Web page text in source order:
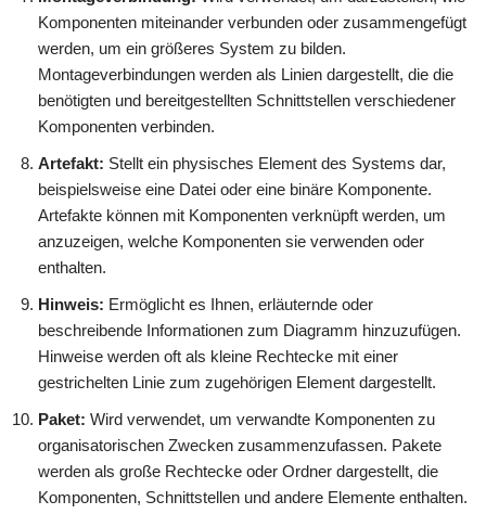
Komponenten miteinander verbunden oder zusammengefügt
werden, um ein größeres System zu bilden.
Montageverbindungen werden als Linien dargestellt, die die
benötigten und bereitgestellten Schnittstellen verschiedener
Komponenten verbinden.
Artefakt: Stellt ein physisches Element des Systems dar,
beispielsweise eine Datei oder eine binäre Komponente.
Artefakte können mit Komponenten verknüpft werden, um
anzuzeigen, welche Komponenten sie verwenden oder
enthalten.
Hinweis: Ermöglicht es Ihnen, erläuternde oder
beschreibende Informationen zum Diagramm hinzuzufügen.
Hinweise werden oft als kleine Rechtecke mit einer
gestrichelten Linie zum zugehörigen Element dargestellt.
Paket: Wird verwendet, um verwandte Komponenten zu
organisatorischen Zwecken zusammenzufassen. Pakete
werden als große Rechtecke oder Ordner dargestellt, die
Komponenten, Schnittstellen und andere Elemente enthalten.